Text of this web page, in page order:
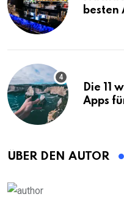
besten
Die 11
Apps
ÜBER DEN AUTOR